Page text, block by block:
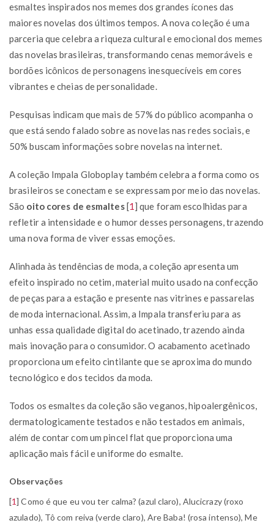
esmaltes inspirados nos memes dos grandes ícones das
maiores novelas dos últimos tempos. A nova coleção é uma
parceria que celebra a riqueza cultural e emocional dos memes
das novelas brasileiras, transformando cenas memoráveis e
bordões icônicos de personagens inesquecíveis em cores
vibrantes e cheias de personalidade.
Pesquisas indicam que mais de 57% do público acompanha o
que está sendo falado sobre as novelas nas redes sociais, e
50% buscam informações sobre novelas na internet.
A coleção Impala Globoplay também celebra a forma como os
brasileiros se conectam e se expressam por meio das novelas.
São oito cores de esmaltes[1 ] que foram escolhidas para
refletir a intensidade e o humor desses personagens, trazendo
uma nova forma de viver essas emoções.
Alinhada às tendências de moda, a coleção apresenta um
efeito inspirado no cetim, material muito usado na confecção
de peças para a estação e presente nas vitrines e passarelas
de moda internacional. Assim, a Impala transferiu para as
unhas essa qualidade digital do acetinado, trazendo ainda
mais inovação para o consumidor. O acabamento acetinado
proporciona um efeito cintilante que se aproxima do mundo
tecnológico e dos tecidos da moda.
Todos os esmaltes da coleção são veganos, hipoalergênicos,
dermatologicamente testados e não testados em animais,
além de contar com um pincel flat que proporciona uma
aplicação mais fácil e uniforme do esmalte.
Observações
[1]Como é que eu vou ter calma? (azul claro), Alucicrazy (roxo
azulado), Tô com reiva (verde claro), Are Baba! (rosa intenso), Me